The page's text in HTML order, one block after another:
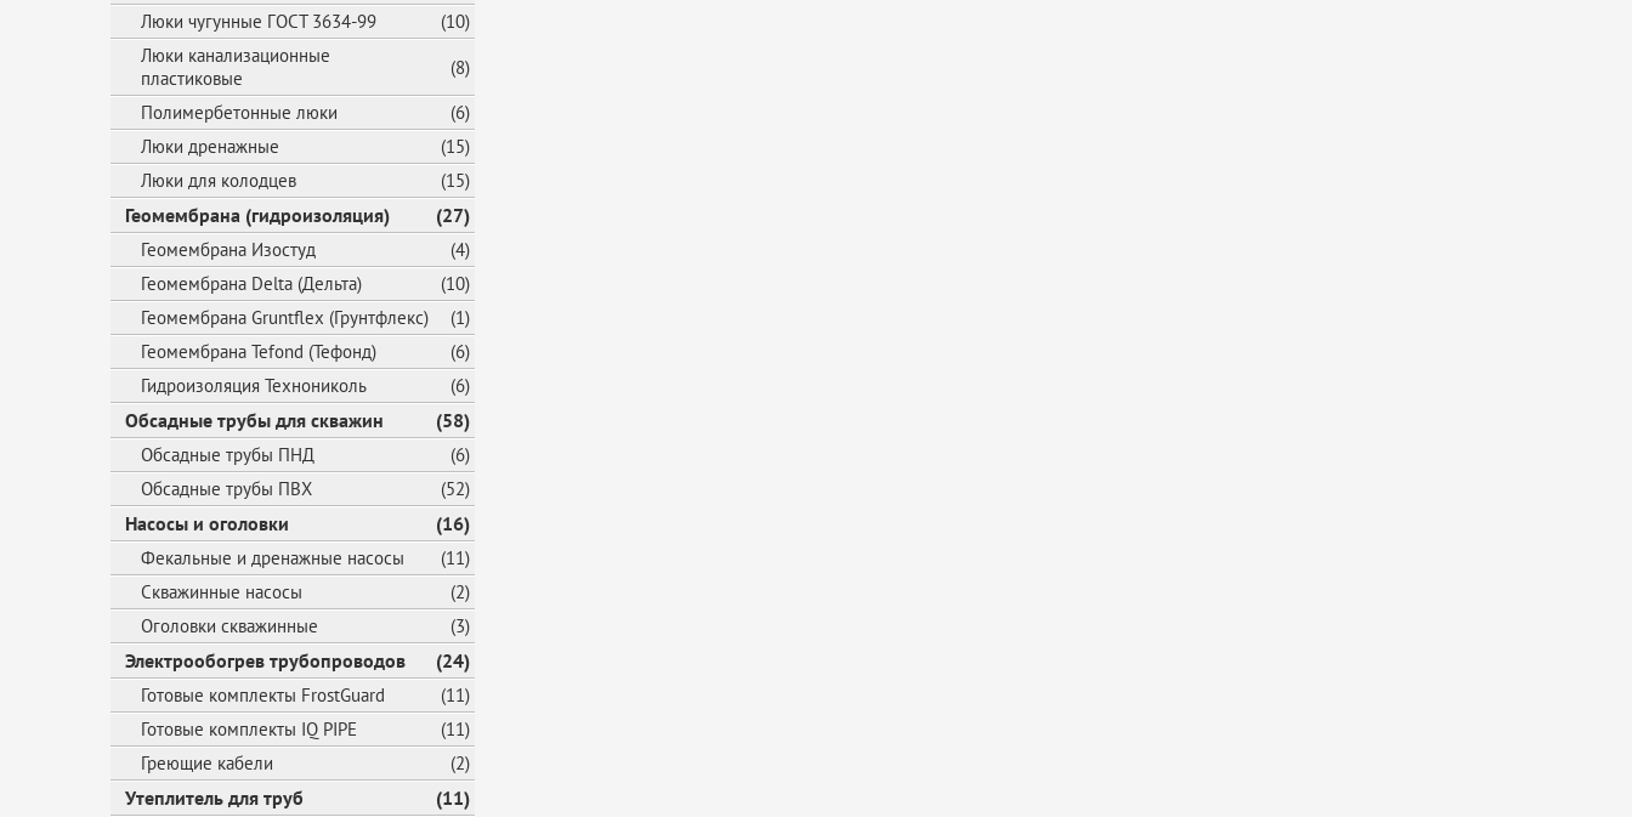
Люки чугунные ГОСТ 3634-99
(10)
Люки канализационные
пластиковые
(8)
Полимербетонные люки
(6)
Люки дренажные
(15)
Люки для колодцев
(15)
Геомембрана (гидроизоляция) (27)
Геомембрана Изостуд
(4)
Геомембрана Delta (Дельта)
(10)
Геомембрана Gruntflex (Грунтфлекс)
(1)
Геомембрана Tefond (Тефонд)
(6)
Гидроизоляция Технониколь
(6)
Обсадные трубы для скважин (58)
Обсадные трубы ПНД
(6)
Обсадные трубы ПВХ
(52)
Насосы и оголовки (16)
Фекальные и дренажные насосы
(11)
Скважинные насосы
(2)
Оголовки скважинные
(3)
Электрообогрев трубопроводов (24)
Готовые комплекты FrostGuard
(11)
Готовые комплекты IQ PIPE
(11)
Греющие кабели
(2)
Утеплитель для труб (11)